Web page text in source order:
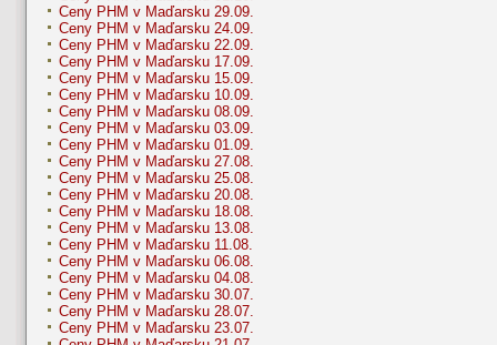
Ceny PHM v Maďarsku 29.09.
Ceny PHM v Maďarsku 24.09.
Ceny PHM v Maďarsku 22.09.
Ceny PHM v Maďarsku 17.09.
Ceny PHM v Maďarsku 15.09.
Ceny PHM v Maďarsku 10.09.
Ceny PHM v Maďarsku 08.09.
Ceny PHM v Maďarsku 03.09.
Ceny PHM v Maďarsku 01.09.
Ceny PHM v Maďarsku 27.08.
Ceny PHM v Maďarsku 25.08.
Ceny PHM v Maďarsku 20.08.
Ceny PHM v Maďarsku 18.08.
Ceny PHM v Maďarsku 13.08.
Ceny PHM v Maďarsku 11.08.
Ceny PHM v Maďarsku 06.08.
Ceny PHM v Maďarsku 04.08.
Ceny PHM v Maďarsku 30.07.
Ceny PHM v Maďarsku 28.07.
Ceny PHM v Maďarsku 23.07.